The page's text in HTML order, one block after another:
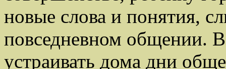
новые слова и понятия,
повседневном общении.
устраивать дома дни